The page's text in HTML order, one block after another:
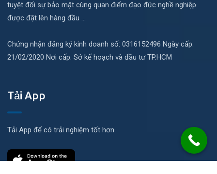
tuyệt đối sự bảo mật cùng quan điểm đạo đức nghề nghiệp
được đặt lên hàng đầu ...
Chứng nhận đăng ký kinh doanh số: 0316152496 Ngày cấp:
21/02/2020 Nơi cấp: Sở kế hoạch và đầu tư TP.HCM
Tải App
Tải App để có trải nghiệm tốt hơn